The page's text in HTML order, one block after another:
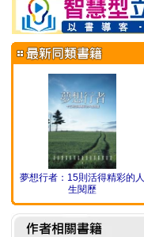
夢想行者：15則活得精彩的人
生閱歷